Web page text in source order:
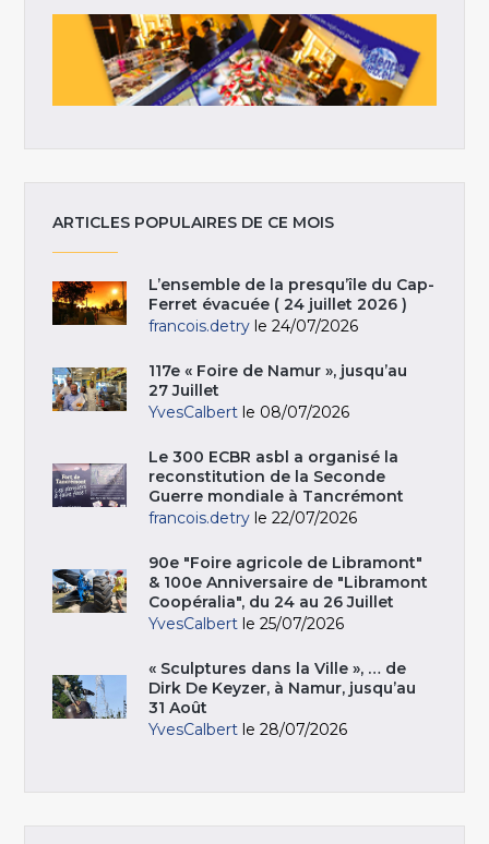
ARTICLES POPULAIRES DE CE MOIS
L’ensemble de la presqu’île du Cap-
Ferret évacuée ( 24 juillet 2026 )
francois.detry le 24/07/2026
117e « Foire de Namur », jusqu’au
27 Juillet
YvesCalbert le 08/07/2026
Le 300 ECBR asbl a organisé la
reconstitution de la Seconde
Guerre mondiale à Tancrémont
francois.detry le 22/07/2026
90e "Foire agricole de Libramont"
& 100e Anniversaire de "Libramont
Coopéralia", du 24 au 26 Juillet
YvesCalbert le 25/07/2026
« Sculptures dans la Ville », … de
Dirk De Keyzer, à Namur, jusqu’au
31 Août
YvesCalbert le 28/07/2026